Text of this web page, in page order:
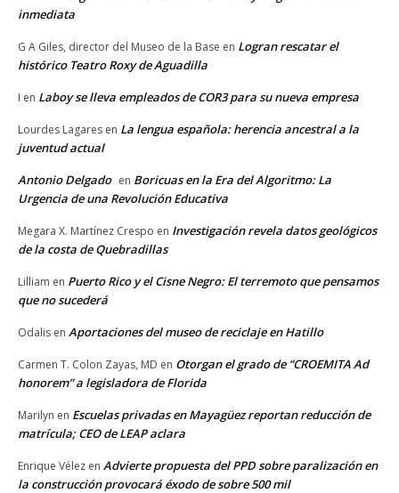
inmediata
G A Giles, director del Museo de la Base en Logran rescatar el
histórico Teatro Roxy de Aguadilla
I en Laboy se lleva empleados de COR3 para su nueva empresa
Lourdes Lagares en La lengua española: herencia ancestral a la
juventud actual
Antonio Delgado en Boricuas en la Era del Algoritmo: La
Urgencia de una Revolución Educativa
Megara X. Martínez Crespo en Investigación revela datos geológicos
de la costa de Quebradillas
Lilliam en Puerto Rico y el Cisne Negro: El terremoto que pensamos
que no sucederá
Odalis en Aportaciones del museo de reciclaje en Hatillo
Carmen T. Colon Zayas, MD en Otorgan el grado de “CROEMITA Ad
honorem” a legisladora de Florida
Marilyn en Escuelas privadas en Mayagüez reportan reducción de
matrícula; CEO de LEAP aclara
Enrique Vélez en Advierte propuesta del PPD sobre paralización en
la construcción provocará éxodo de sobre 500 mil